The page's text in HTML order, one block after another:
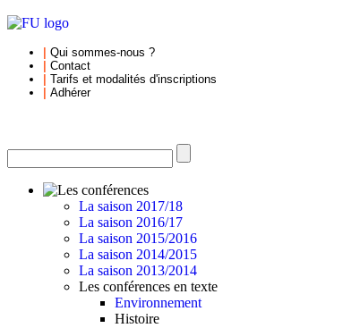
Qui sommes-nous ?
Contact
Tarifs et modalités d'inscriptions
Adhérer
La saison 2017/18
La saison 2016/17
La saison 2015/2016
La saison 2014/2015
La saison 2013/2014
Les conférences en texte
Environnement
Histoire